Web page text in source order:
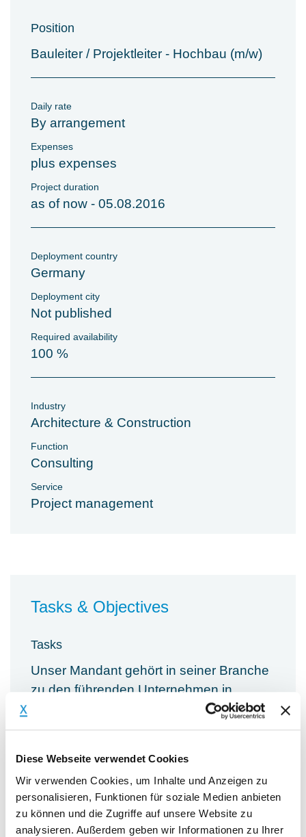
Diese Webseite verwendet Cookies
Wir verwenden Cookies, um Inhalte und Anzeigen zu
personalisieren, Funktionen für soziale Medien anbieten
zu können und die Zugriffe auf unsere Website zu
analysieren. Außerdem geben wir Informationen zu Ihrer
Position
Bauleiter / Projektleiter - Hochbau (m/w)
Daily rate
By arrangement
Expenses
plus expenses
Project duration
as of now - 05.08.2016
Deployment country
Germany
Deployment city
Not published
Required availability
100 %
Industry
Architecture & Construction
Function
Consulting
Service
Project management
Tasks & Objectives
Tasks
Unser Mandant gehört in seiner Branche
zu den führenden Unternehmen in
Europa und ist ein stark gefragter Partner
für die Energiewirtschaft und die
mehreren europäischen Standorten
knapp 1.000 Mitarbeiter beschäftigt.